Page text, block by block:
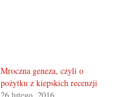
Mroczna geneza, czyli o
pożytku z kiepskich recenzji